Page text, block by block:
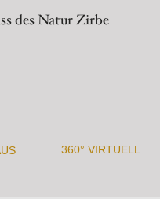
360° VIRTUELL